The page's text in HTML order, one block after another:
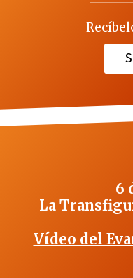
6
La
Vídeo del